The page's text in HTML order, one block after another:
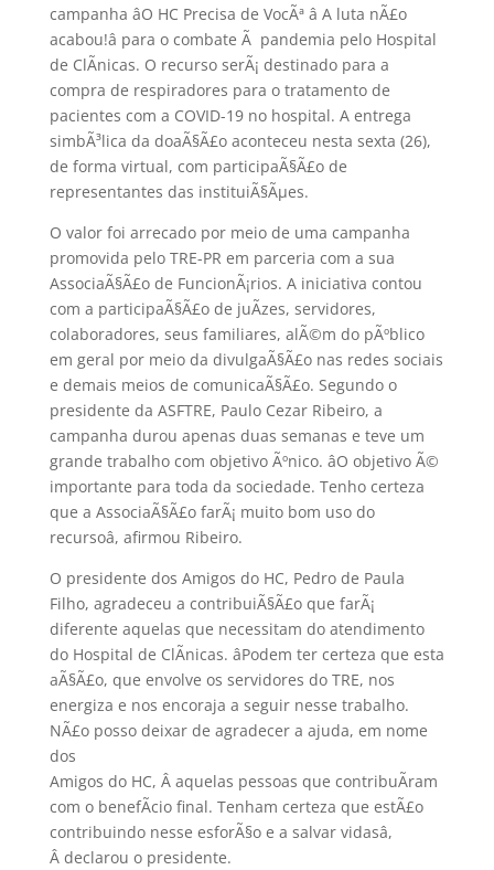
campanha âO HC Precisa de VocÃª â A luta nÃ£o
acabou!â para o combate Ã pandemia pelo Hospital
de ClÃ­nicas. O recurso serÃ¡ destinado para a
compra de respiradores para o tratamento de
pacientes com a COVID-19 no hospital. A entrega
simbÃ³lica da doaÃ§Ã£o aconteceu nesta sexta (26),
de forma virtual, com participaÃ§Ã£o de
representantes das instituiÃ§Ãµes.
O valor foi arrecado por meio de uma campanha
promovida pelo TRE-PR em parceria com a sua
AssociaÃ§Ã£o de FuncionÃ¡rios. A iniciativa contou
com a participaÃ§Ã£o de juÃ­zes, servidores,
colaboradores, seus familiares, alÃ©m do pÃºblico
em geral por meio da divulgaÃ§Ã£o nas redes sociais
e demais meios de comunicaÃ§Ã£o. Segundo o
presidente da ASFTRE, Paulo Cezar Ribeiro, a
campanha durou apenas duas semanas e teve um
grande trabalho com objetivo Ãºnico. âO objetivo Ã©
importante para toda da sociedade. Tenho certeza
que a AssociaÃ§Ã£o farÃ¡ muito bom uso do
recursoâ, afirmou Ribeiro.
O presidente dos Amigos do HC, Pedro de Paula
Filho, agradeceu a contribuiÃ§Ã£o que farÃ¡
diferente aquelas que necessitam do atendimento
do Hospital de ClÃ­nicas. âPodem ter certeza que esta
aÃ§Ã£o, que envolve os servidores do TRE, nos
energiza e nos encoraja a seguir nesse trabalho.
NÃ£o posso deixar de agradecer a ajuda, em nome
dos
Amigos do HC, Â aquelas pessoas que contribuÃ­ram
com o benefÃ­cio final. Tenham certeza que estÃ£o
contribuindo nesse esforÃ§o e a salvar vidasâ,
Â declarou o presidente.